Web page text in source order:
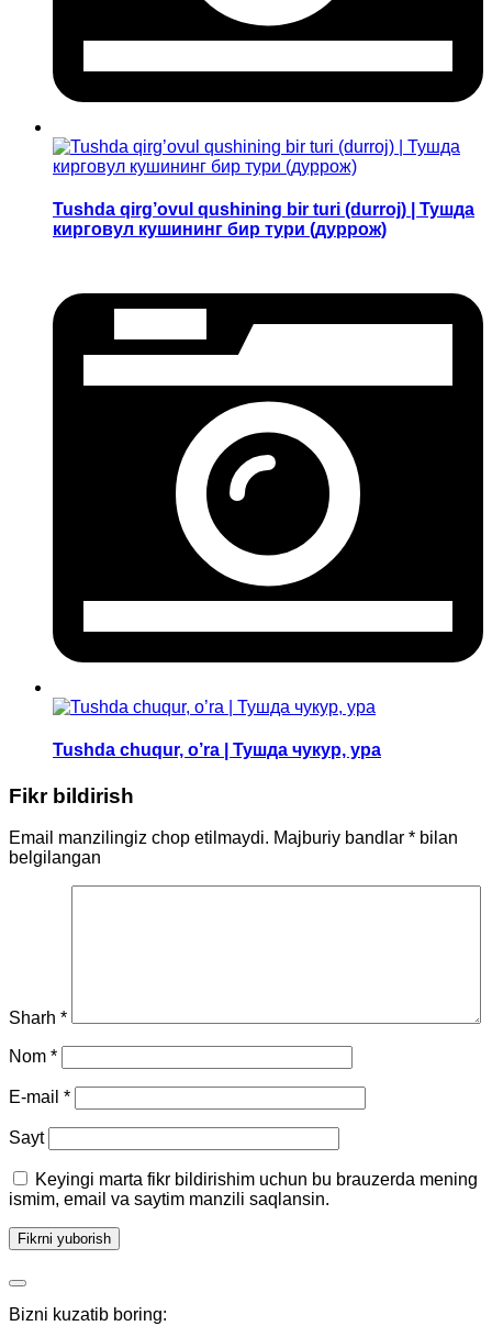
Tushda qirg’ovul qushining bir turi (durroj) | Тушда
кирговул кушининг бир тури (дуррож)
Tushda chuqur, o’ra | Тушда чукур, ура
Fikr bildirish
Email manzilingiz chop etilmaydi. Majburiy bandlar * bilan
belgilangan
Sharh *
Nom *
E-mail *
Sayt
Keyingi marta fikr bildirishim uchun bu brauzerda mening
ismim, email va saytim manzili saqlansin.
Bizni kuzatib boring: